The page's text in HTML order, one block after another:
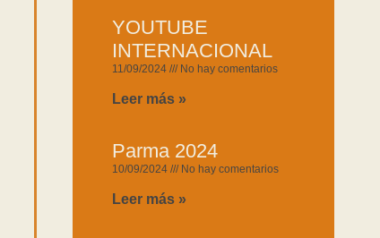
YOUTUBE
INTERNACIONAL
11/09/2024 No hay comentarios
Leer más »
Parma 2024
10/09/2024 No hay comentarios
Leer más »